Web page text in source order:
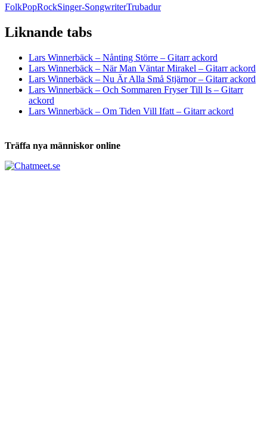
FolkPopRockSinger-SongwriterTrubadur
Liknande tabs
Lars Winnerbäck – Nånting Större – Gitarr ackord
Lars Winnerbäck – När Man Väntar Mirakel – Gitarr ackord
Lars Winnerbäck – Nu Är Alla Små Stjärnor – Gitarr ackord
Lars Winnerbäck – Och Sommaren Fryser Till Is – Gitarr
ackord
Lars Winnerbäck – Om Tiden Vill Ifatt – Gitarr ackord
Träffa nya människor online